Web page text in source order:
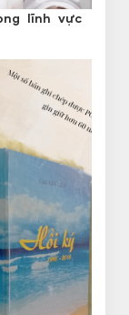
lĩnh vực